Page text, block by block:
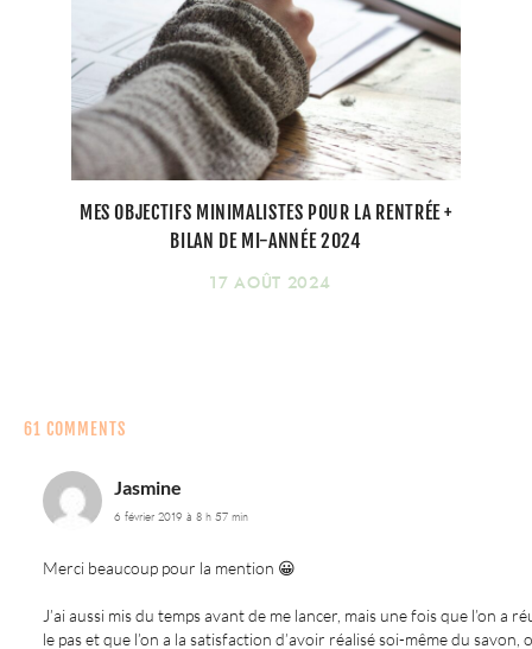
MES OBJECTIFS MINIMALISTES POUR LA RENTRÉE +
BILAN DE MI-ANNÉE 2024
17 AOÛT 2024
61 COMMENTS
Jasmine
6 février 2019 à 8 h 57 min
Merci beaucoup pour la mention 😀
J’ai aussi mis du temps avant de me lancer, mais une fois que l’on a
le pas et que l’on a la satisfaction d’avoir réalisé soi-même du savon,